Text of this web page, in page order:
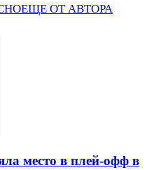
ЕЩЕ ОТ АВТОРА
место в плей-офф в